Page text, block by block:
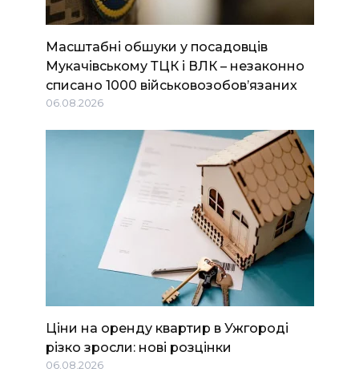
Масштабні обшуки у посадовців
Мукачівському ТЦК і ВЛК – незаконно
списано 1000 військовозобов’язаних
06.08.2026
Ціни на оренду квартир в Ужгороді
різко зросли: нові розцінки
06.08.2026